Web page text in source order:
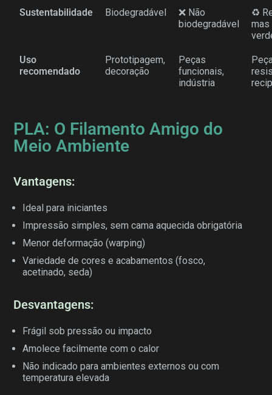
Sustentabilidade Biodegradável
❌ Não
biodegradável
♻️
mas
Uso
recomendado
Prototipagem,
decoração
Peças
funcionais,
indústria
PLA: O Filamento Amigo do
Meio Ambiente
Vantagens:
Ideal para iniciantes
Impressão simples, sem cama aquecida obrigatória
Menor deformação (warping)
Variedade de cores e acabamentos (fosco,
acetinado, seda)
Desvantagens:
Frágil sob pressão ou impacto
Amolece facilmente com o calor
Não indicado para ambientes externos ou com
temperatura elevada